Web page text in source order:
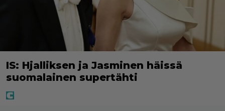
IS: Hjalliksen ja Jasminen häissä
suomalainen supertähti